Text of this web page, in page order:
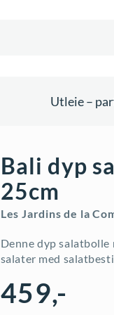
Utleie –
Bali dyp
25cm
Les Jardins de la
Denne dyp salatbolle
salater med
459,-